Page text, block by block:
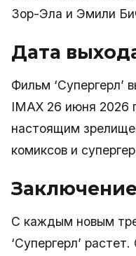
Зор-Эла и Эмили
Дата
Фильм ‘Супергерл’
IMAX 26 июня 2026
настоящим
комиксов и
С каждым новым
‘Супергерл’